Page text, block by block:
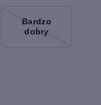
Bardzo
dobry